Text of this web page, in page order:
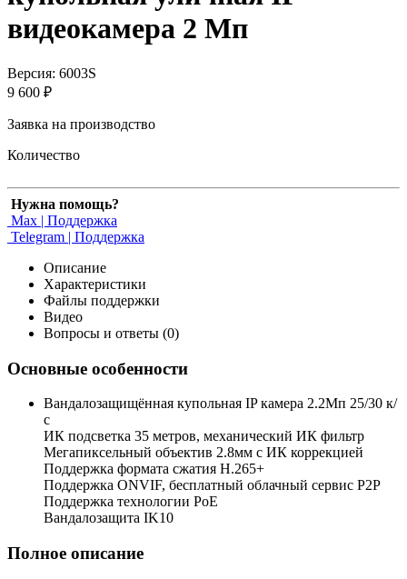
видеокамера 2 Мп
Версия: 6003S
9 600 ₽
Заявка на производство
Количество
Нужна помощь?
Max | Поддержка
Telegram | Поддержка
Описание
Характеристики
Файлы поддержки
Видео
Вопросы и ответы (0)
Основные особенности
Вандалозащищённая купольная IP камера 2.2Мп 25/30 к/
с
ИК подсветка 35 метров, механический ИК фильтр
Мегапиксельный объектив 2.8мм с ИК коррекцией
Поддержка формата сжатия H.265+
Поддержка ONVIF, бесплатный облачный сервис P2P
Поддержка технологии PoE
Вандалозащита IK10
Полное описание